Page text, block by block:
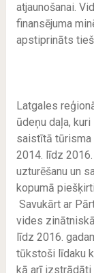
atjaunošanai.
finansējuma
apstiprināts
Latgales
ūdeņu daļa,
saistītā tūrisma
2014. līdz
uzturēšanu un
kopumā
Savukārt ar
vides
līdz 2016.
tūkstoši līdaku
kā arī